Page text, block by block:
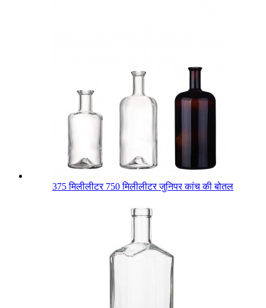
375 मिलीलीटर 750 मिलीलीटर जुनिपर कांच की बोतल